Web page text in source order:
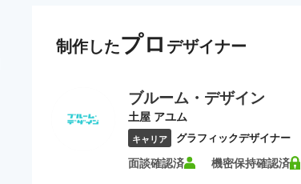
制作したプロ デザイナー
ブルーム・デザイン
土屋 アユム
キャリア グラフィックデザイナー
面談確認済 機密保持確認済